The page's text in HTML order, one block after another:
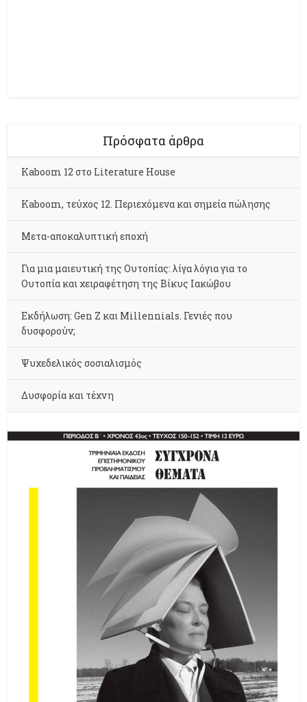
Πρόσφατα άρθρα
Kaboom 12 στο Literature House
Kaboom, τεύχος 12. Περιεχόμενα και σημεία πώλησης
Μετα-αποκαλυπτική εποχή
Για μια μαιευτική της Ουτοπίας: λίγα λόγια για το
Ουτοπία και χειραφέτηση της Βίκυς Ιακώβου
Εκδήλωση: Gen Z και Millennials. Γενιές που
δυσφορούν;
Ψυχεδελικός σοσιαλισμός
Δυσφορία και τέχνη